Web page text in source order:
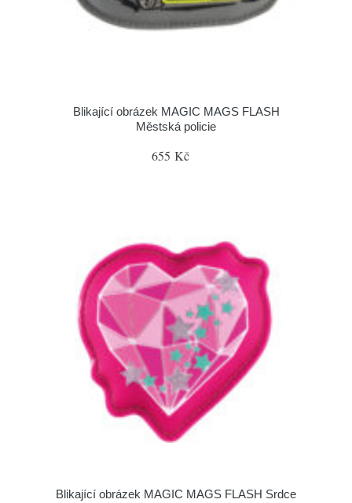
Blikající obrázek MAGIC MAGS FLASH
Městská policie
655 Kč
Blikající obrázek MAGIC MAGS FLASH Srdce